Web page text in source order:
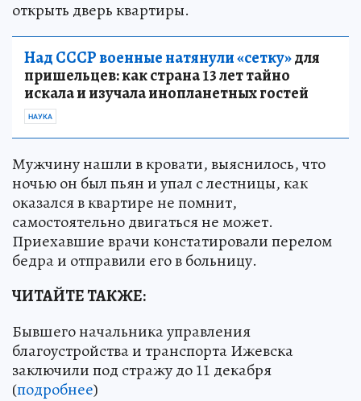
открыть дверь квартиры.
Над СССР военные натянули «сетку»для
пришельцев: как страна 13 лет тайно
искала и изучала инопланетных гостей
НАУКА
Мужчину нашли в кровати, выяснилось, что
ночью он был пьян и упал с лестницы, как
оказался в квартире не помнит,
самостоятельно двигаться не может.
Приехавшие врачи констатировали перелом
бедра и отправили его в больницу.
ЧИТАЙТЕ ТАКЖЕ:
Бывшего начальника управления
благоустройства и транспорта Ижевска
заключили под стражу до 11 декабря
(подробнее)